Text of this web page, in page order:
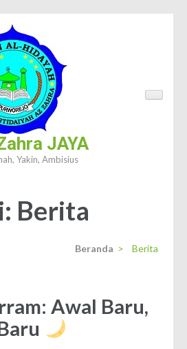
JAYA
Yakin, Ambisius
Berita
Beranda > Berita
Awal Baru,